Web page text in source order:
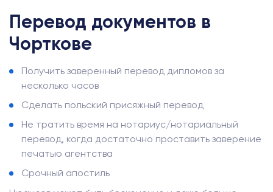
Перевод документов в
Чорткове
Получить заверенный перевод дипломов за
несколько часов
Сделать польский присяжный перевод
Не тратить время на нотариус/нотариальный
перевод, когда достаточно проставить заверение
печатью агентства
Срочный апостиль